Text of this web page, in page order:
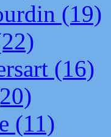
(19)
(16)
(11)